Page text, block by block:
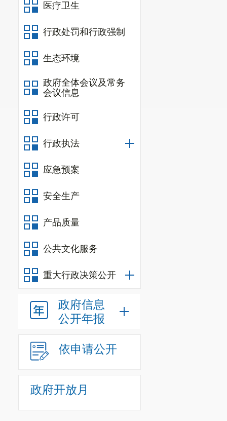
医疗卫生
行政处罚和行政强制
生态环境
政府全体会议及常务
会议信息
行政许可
行政执法
应急预案
安全生产
产品质量
公共文化服务
重大行政决策公开
政府信息
公开年报
依申请公开
政府开放月